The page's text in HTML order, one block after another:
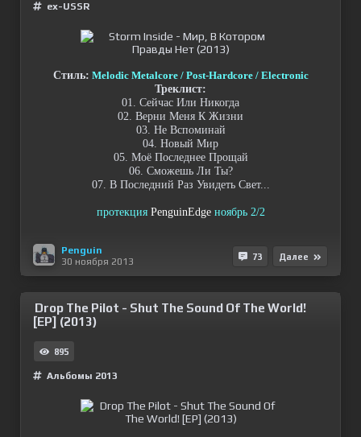
ex-USSR
Стиль: Melodic Metalcore / Post-Hardcore / Electronic
Треклист:
01. Сейчас Или Никогда
02. Верни Меня К Жизни
03. Не Вспоминай
04. Новый Мир
05. Моё Последнее Прощай
06. Сможешь Ли Ты?
07. В Последний Раз Увидеть Свет...
протекция PenguinEdgeноябрь 2/2
Penguin
30 ноября 2013
73 Далее
Drop The Pilot - Shut The Sound Of The World!
[EP] (2013)
895
Альбомы 2013